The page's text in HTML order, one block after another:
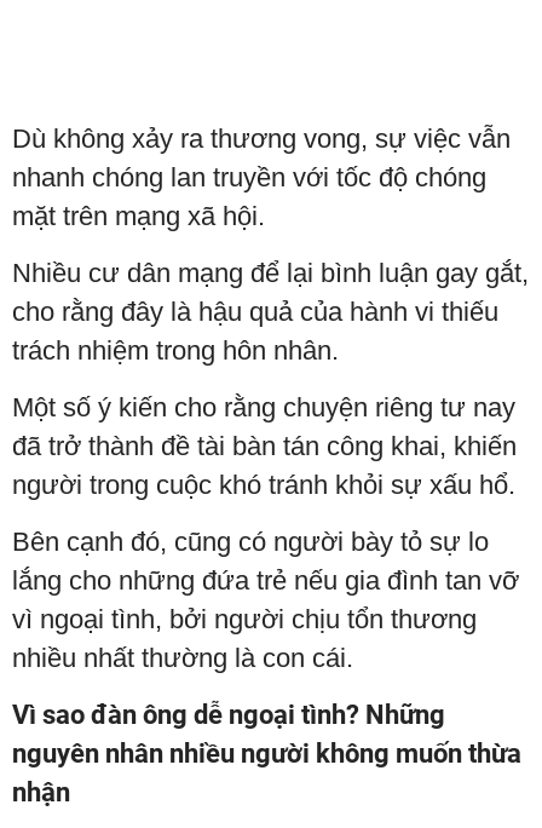
Dù không xảy ra thương vong, sự việc vẫn
nhanh chóng lan truyền với tốc độ chóng
mặt trên mạng xã hội.
Nhiều cư dân mạng để lại bình luận gay gắt,
cho rằng đây là hậu quả của hành vi thiếu
trách nhiệm trong hôn nhân.
Một số ý kiến cho rằng chuyện riêng tư nay
đã trở thành đề tài bàn tán công khai, khiến
người trong cuộc khó tránh khỏi sự xấu hổ.
Bên cạnh đó, cũng có người bày tỏ sự lo
lắng cho những đứa trẻ nếu gia đình tan vỡ
vì ngoại tình, bởi người chịu tổn thương
nhiều nhất thường là con cái.
Vì sao đàn ông dễ ngoại tình? Những
nguyên nhân nhiều người không muốn thừa
nhận